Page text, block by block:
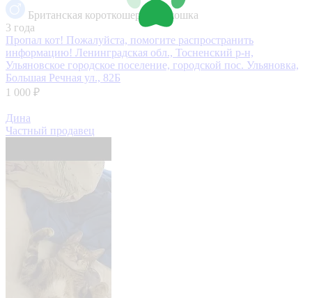
Британская короткошерстная кошка
3 года
Пропал кот! Пожалуйста, помогите распространить
информацию! Ленинградская обл., Тосненский р-н,
Ульяновское городское поселение, городской пос. Ульяновка,
Большая Речная ул., 82Б
1 000 ₽
Дина
Частный продавец